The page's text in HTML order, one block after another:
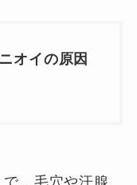
オイの原因